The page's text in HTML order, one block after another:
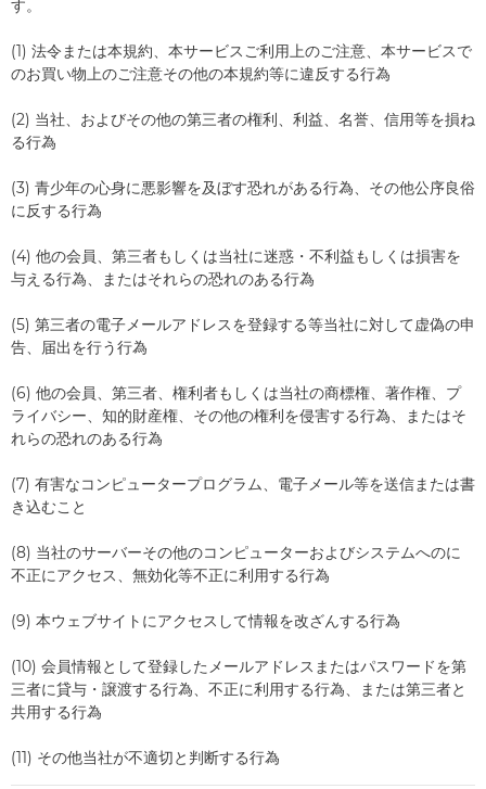
す。
(1) 法令または本規約、本サービスご利用上のご注意、本サービスで
のお買い物上のご注意その他の本規約等に違反する行為
(2) 当社、およびその他の第三者の権利、利益、名誉、信用等を損ね
る行為
(3) 青少年の心身に悪影響を及ぼす恐れがある行為、その他公序良俗
に反する行為
(4) 他の会員、第三者もしくは当社に迷惑・不利益もしくは損害を
与える行為、またはそれらの恐れのある行為
(5) 第三者の電子メールアドレスを登録する等当社に対して虚偽の申
告、届出を行う行為
(6) 他の会員、第三者、権利者もしくは当社の商標権、著作権、プ
ライバシー、知的財産権、その他の権利を侵害する行為、またはそ
れらの恐れのある行為
(7) 有害なコンピュータープログラム、電子メール等を送信または書
き込むこと
(8) 当社のサーバーその他のコンピューターおよびシステムへのに
不正にアクセス、無効化等不正に利用する行為
(9) 本ウェブサイトにアクセスして情報を改ざんする行為
(10) 会員情報として登録したメールアドレスまたはパスワードを第
三者に貸与・譲渡する行為、不正に利用する行為、または第三者と
共用する行為
(11) その他当社が不適切と判断する行為